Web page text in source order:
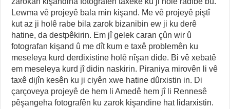
Lewma vê projeyê bala min kişand. Me vê projeyê piştî
kut az ji holê rabe bila zarok bizanibin ew ji ku derê
hatine, da destpêkirin. Em jî gelek caran çûn wir û
fotografan kişand û me dît kum e taxê problemên ku
meseleya kurd derdixistine holê nîşan dide. Bi vê xebatê
em meseleya kurd jî didin naskirin. Piraniya mirovên li vê
taxê dijîn kesên ku ji ciyên xwe hatine dûrxistin in. Di
çarçoveya projeyê de hem li Amedê hem jî li Rennesê
pêşangeha fotografên ku zarok kişandine hat lidarxistin.